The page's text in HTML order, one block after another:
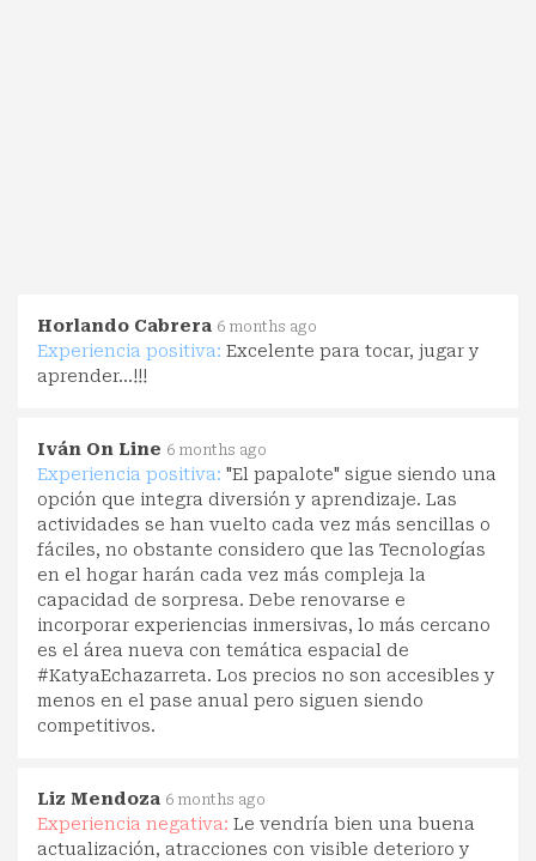
Horlando Cabrera 6 months ago
Experiencia positiva: Excelente para tocar, jugar y
aprender…!!!
Iván On Line 6 months ago
Experiencia positiva: "El papalote" sigue siendo una
opción que integra diversión y aprendizaje. Las
actividades se han vuelto cada vez más sencillas o
fáciles, no obstante considero que las Tecnologías
en el hogar harán cada vez más compleja la
capacidad de sorpresa. Debe renovarse e
incorporar experiencias inmersivas, lo más cercano
es el área nueva con temática espacial de
#KatyaEchazarreta. Los precios no son accesibles y
menos en el pase anual pero siguen siendo
competitivos.
Liz Mendoza 6 months ago
Experiencia negativa: Le vendría bien una buena
actualización, atracciones con visible deterioro y